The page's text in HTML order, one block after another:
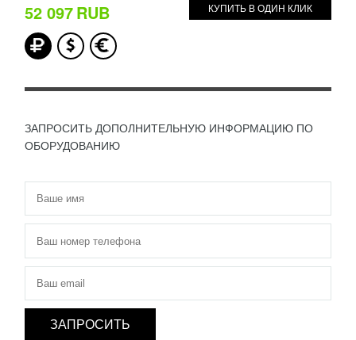
52 097RUB КУПИТЬ В ОДИН КЛИК
ЗАПРОСИТЬ ДОПОЛНИТЕЛЬНУЮ ИНФОРМАЦИЮ ПО
ОБОРУДОВАНИЮ
Имя
Телефон
Электронная почта